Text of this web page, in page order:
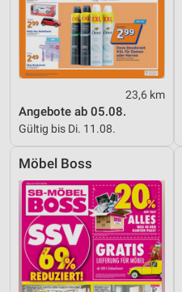
23,6 km
Angebote ab 05.08.
Gültig bis Di. 11.08.
Möbel Boss